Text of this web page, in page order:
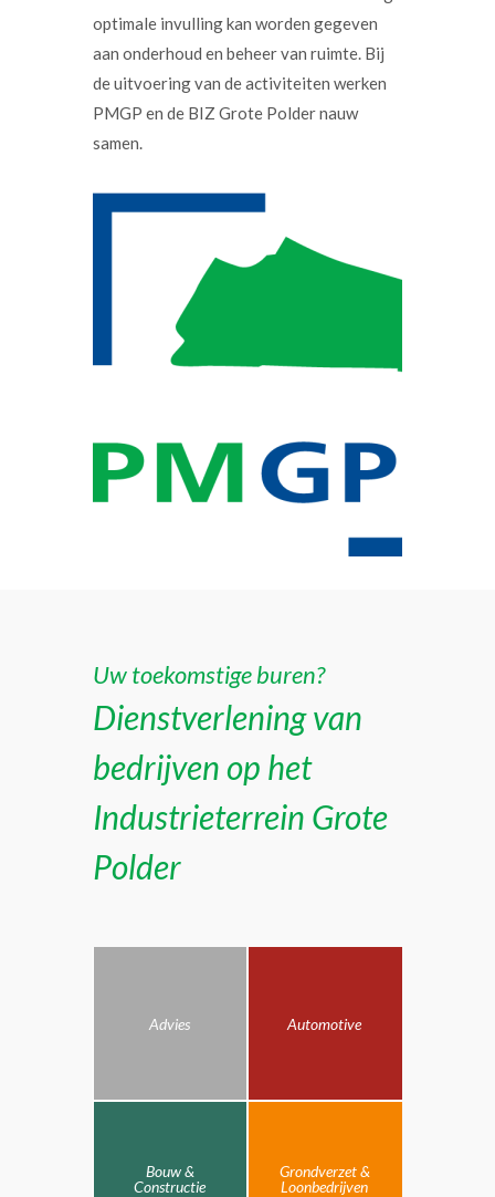
optimale invulling kan worden gegeven
aan onderhoud en beheer van ruimte. Bij
de uitvoering van de activiteiten werken
PMGP en de BIZ Grote Polder nauw
samen.
Uw toekomstige buren?
Dienstverlening van
bedrijven op het
Industrieterrein Grote
Polder
Advies Automotive
Bouw &
Constructie
Grondverzet &
Loonbedrijven